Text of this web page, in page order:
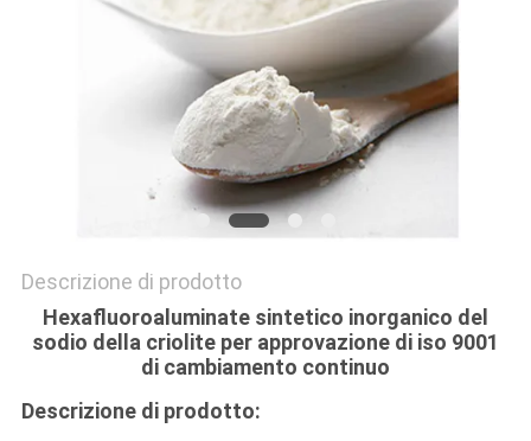
POLITICA
RISERVATEZZA
Descrizione di prodotto
Hexafluoroaluminate sintetico inorganico del
sodio della criolite per approvazione di iso 9001
di cambiamento continuo
Descrizione di prodotto: